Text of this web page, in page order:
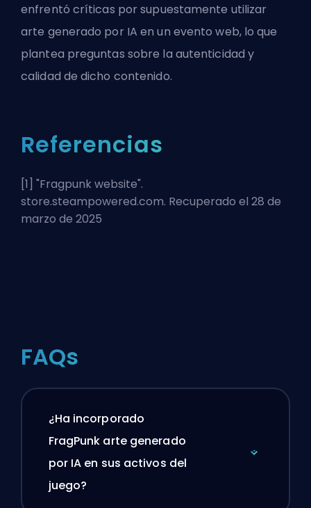
enfrentó críticas por supuestamente utilizar
arte generado por IA en un evento web, lo que
plantea preguntas sobre la autenticidad y
calidad de dicho contenido.
Referencias
[1] "Fragpunk website".
store.steampowered.com. Recuperado el 28 de
marzo de 2025
FAQs
¿Ha incorporado
FragPunk arte generado
por IA en sus activos del
juego?